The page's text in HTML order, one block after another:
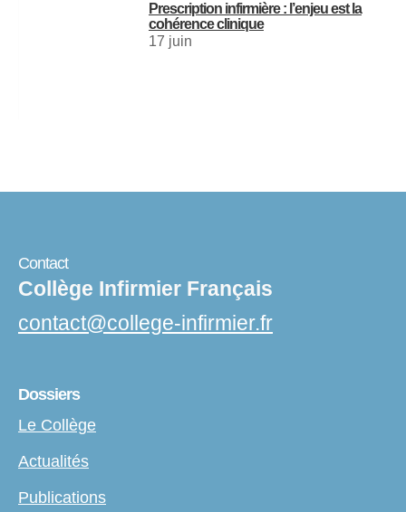
Prescription infirmière : l’enjeu est la
cohérence clinique
17 juin
Contact
Collège Infirmier Français
contact@college-infirmier.fr
Dossiers
Le Collège
Actualités
Publications